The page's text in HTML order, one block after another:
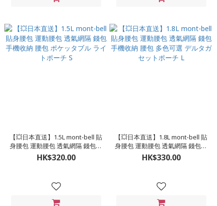
【💥日本直送】1.5L mont-bell 貼
身腰包 運動腰包 透氣網隔 錢包手
機收納 腰包 ポケッタブル ライト
ポーチ S
HK$320.00
【💥日本直送】1.8L mont-bell 貼
身腰包 運動腰包 透氣網隔 錢包手
機收納 腰包 多色可選 デルタガセ
ットポーチ L
HK$330.00